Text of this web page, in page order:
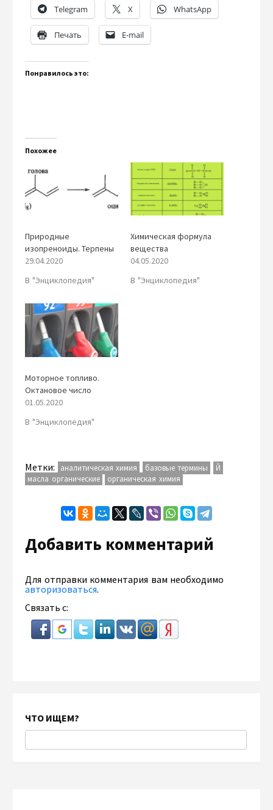
Telegram X WhatsApp
Печать E-mail
Понравилось это:
Похожее
Природные
изопреноиды. Терпены
29.04.2020
В "Энциклопедия"
Химическая формула
вещества
04.05.2020
В "Энциклопедия"
Моторное топливо.
Октановое число
01.05.2020
В "Энциклопедия"
Метки: аналитическая химия базовые термины
Й
масла органические
органическая химия
Добавить комментарий
Для отправки комментария вам необходимо
авторизоваться.
Связать с:
ЧТО ИЩЕМ?